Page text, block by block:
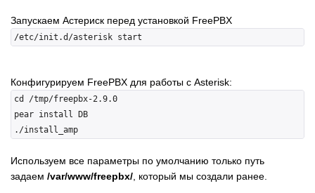
Запускаем Астериск перед установкой FreePBX
Конфигурируем FreePBX для работы с Asterisk:
cd /tmp/freepbx-2.9.0
pear install DB
Используем все параметры по умолчанию только путь
задаем /var/www/freepbx/ , который мы создали ранее.